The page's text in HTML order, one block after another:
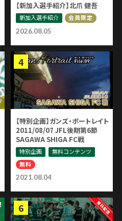
2026.08.05
【新加入選手紹介】北爪 健吾
新加入選手紹介 会員限定
2021.08.04
【特別企画】ガンズ・ポートレイト
2011/08/07 JFL後期第6節
SAGAWA SHIGA FC戦
特別企画
無料コンテンツ
無料